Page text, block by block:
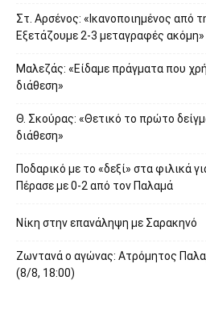
Στ. Αρσένος: «Ικανοποιημένος από
Εξετάζουμε 2-3 μεταγραφές ακόμη»
Μαλεζάς: «Είδαμε πράγματα που
διάθεση»
Θ. Σκούρας: «Θετικό το πρώτο
διάθεση»
Ποδαρικό με το «δεξί» στα φιλικά
Πέρασε με 0-2 από τον Παλαμά
Νίκη στην επανάληψη με Σαρακηνό
Ζωντανά ο αγώνας: Ατρόμητος
(8/8, 18:00)